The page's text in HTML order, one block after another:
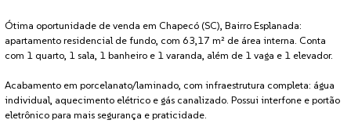
Ótima oportunidade de venda em Chapecó (SC), Bairro Esplanada:
apartamento residencial de fundo, com 63,17 m² de área interna. Conta
com 1 quarto, 1 sala, 1 banheiro e 1 varanda, além de 1 vaga e 1 elevador.
Acabamento em porcelanato/laminado, com infraestrutura completa: água
individual, aquecimento elétrico e gás canalizado. Possui interfone e portão
eletrônico para mais segurança e praticidade.